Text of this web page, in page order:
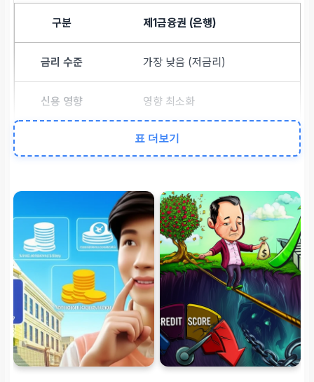
제1금융권 (은행)
가장 낮음 (저금리)
영향 최소화
높은 기준 (어려움)
제2금융권 (저축은행 등)
중간 (고금리 시작)
다소 부정적
낮은 기준 (쉬움)
표 더보기